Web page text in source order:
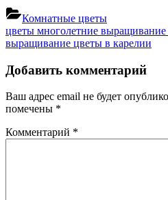
Комнатные цветы
Навигация
по
записям
Previous
Post:
цветы многолетние выращивание
Next
выращивание цветы в карелии
Добавить комментарий
Ваш адрес email не будет
помечены *
Комментарий *